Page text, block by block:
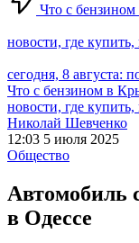
Что с бензином
новости, где
сегодня, 8 августа:
Что с бензином в
новости, где
Николай Шевченко
12:03 5 июля 2025
Общество
Автомобиль
в Одессе